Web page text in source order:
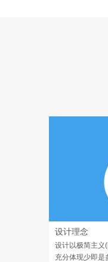
设计理念
设计以极简主义
充分体现少即是